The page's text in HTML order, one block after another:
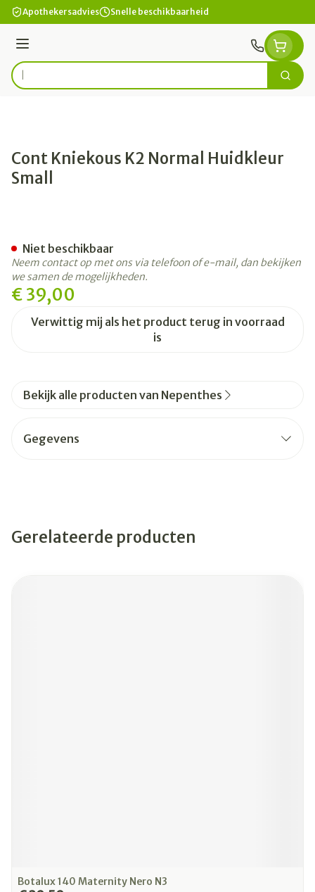
Ga naar de inhoud
Apothekersadvies Snelle beschikbaarheid
Menu
Product, merk, categorie... Zoek
Cont Kniekous K2 Normal Huidkleur
Small
€ 39,00
Verwittig mij als het product terug in voorraad
is
Niet beschikbaar
Neem contact op met ons via telefoon of e-mail, dan bekijken
we samen de mogelijkheden.
Bekijk alle producten van Nepenthes
Gegevens
Gerelateerde producten
Botalux 140 Maternity Nero N3